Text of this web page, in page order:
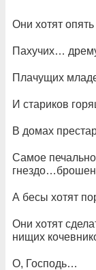
Они хотят
Пахучих…
Плачущих
И стариков
В домах
Самое
А бесы хотят
Они хотят
нищих
О, Господь…